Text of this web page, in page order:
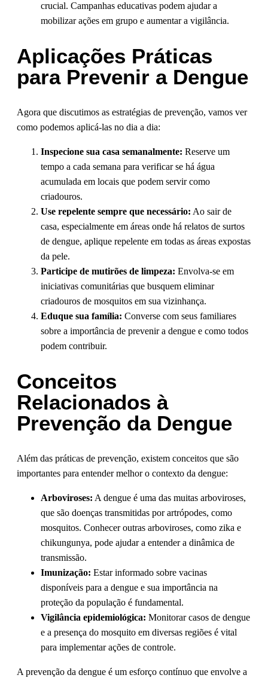
crucial. Campanhas educativas podem ajudar a
mobilizar ações em grupo e aumentar a vigilância.
Aplicações Práticas
para Prevenir a Dengue
Agora que discutimos as estratégias de prevenção, vamos ver
como podemos aplicá-las no dia a dia:
Inspecione sua casa semanalmente: Reserve um
tempo a cada semana para verificar se há água
acumulada em locais que podem servir como
criadouros.
Use repelente sempre que necessário: Ao sair de
casa, especialmente em áreas onde há relatos de surtos
de dengue, aplique repelente em todas as áreas expostas
da pele.
Participe de mutirões de limpeza: Envolva-se em
iniciativas comunitárias que busquem eliminar
criadouros de mosquitos em sua vizinhança.
Eduque sua família: Converse com seus familiares
sobre a importância de prevenir a dengue e como todos
podem contribuir.
Conceitos
Relacionados à
Prevenção da Dengue
Além das práticas de prevenção, existem conceitos que são
importantes para entender melhor o contexto da dengue:
Arboviroses: A dengue é uma das muitas arboviroses,
que são doenças transmitidas por artrópodes, como
mosquitos. Conhecer outras arboviroses, como zika e
chikungunya, pode ajudar a entender a dinâmica de
transmissão.
Imunização: Estar informado sobre vacinas
disponíveis para a dengue e sua importância na
proteção da população é fundamental.
Vigilância epidemiológica: Monitorar casos de dengue
e a presença do mosquito em diversas regiões é vital
para implementar ações de controle.
A prevenção da dengue é um esforço contínuo que envolve a